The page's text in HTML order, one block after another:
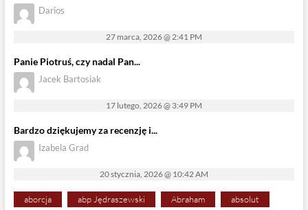
Darios
27 marca, 2026 @ 2:41 PM
Panie Piotruś, czy nadal Pan...
Jacek Bartosiak
17 lutego, 2026 @ 3:49 PM
Bardzo dziękujemy za recenzję i...
Izabela Grad
20 stycznia, 2026 @ 10:42 AM
aborcja abp Jędraszewski Abraham absolut